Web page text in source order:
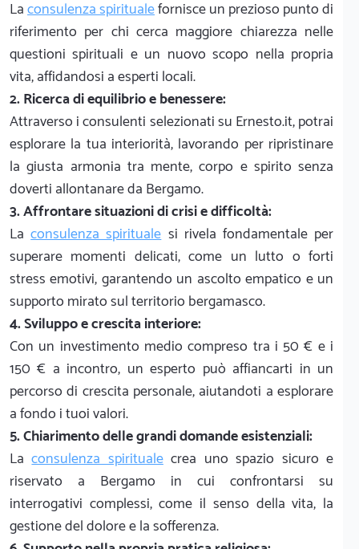
Laconsulenza spiritualefornisce un prezioso punto di
riferimento per chi cerca maggiore chiarezza nelle
questioni spirituali e un nuovo scopo nella propria
vita, affidandosi a esperti locali.
2. Ricerca di equilibrio e benessere:
Attraverso i consulenti selezionati su Ernesto.it, potrai
esplorare la tua interiorità, lavorando per ripristinare
la giusta armonia tra mente, corpo e spirito senza
doverti allontanare da Bergamo.
3. Affrontare situazioni di crisi e difficoltà:
Laconsulenza spiritualesi rivela fondamentale per
superare momenti delicati, come un lutto o forti
stress emotivi, garantendo un ascolto empatico e un
supporto mirato sul territorio bergamasco.
4. Sviluppo e crescita interiore:
Con un investimento medio compreso tra i 50 € e i
150 € a incontro, un esperto può affiancarti in un
percorso di crescita personale, aiutandoti a esplorare
a fondo i tuoi valori.
5. Chiarimento delle grandi domande esistenziali:
Laconsulenza spiritualecrea uno spazio sicuro e
riservato a Bergamo in cui confrontarsi su
interrogativi complessi, come il senso della vita, la
gestione del dolore e la sofferenza.